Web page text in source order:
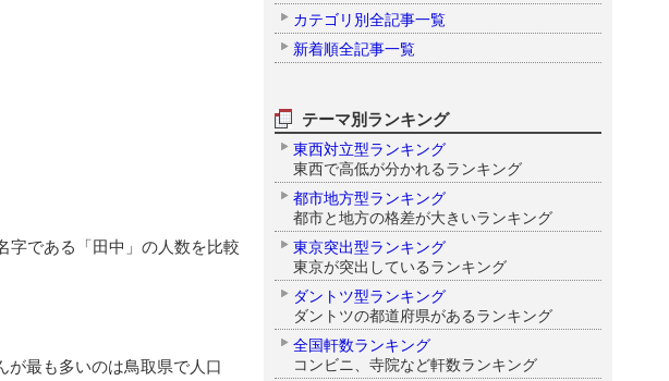
カテゴリ別全記事一覧
新着順全記事一覧
テーマ別ランキング
東西対立型ランキング
東西で高低が分かれるランキング
都市地方型ランキング
都市と地方の格差が大きいランキング
東京突出型ランキング
東京が突出しているランキング
ダントツ型ランキング
ダントツの都道府県があるランキング
全国軒数ランキング
コンビニ、寺院など軒数ランキング
字である「田中」の人数を比較
が最も多いのは鳥取県で人口